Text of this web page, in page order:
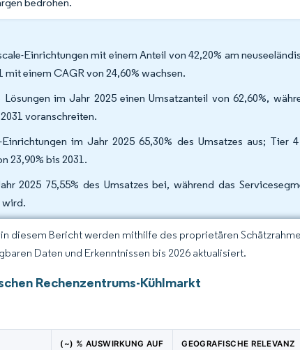
Einrichtungen mit einem Anteil von 42,20% am
mit einem CAGR von 24,60% wachsen.
im Jahr 2025 einen Umsatzanteil von 62,60%,
voranschreiten.
im Jahr 2025 65,30% des Umsatzes aus; Tier
23,90% bis 2031.
2025 75,55% des Umsatzes bei, während das
wird.
diesem Bericht werden mithilfe des proprietären
Daten und Erkenntnissen bis 2026 aktualisiert.
Rechenzentrums-Kühlmarkt
(~) % AUSWIRKUNG AUF
GEOGRAFISCHE RELEVANZ